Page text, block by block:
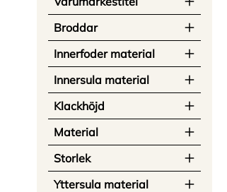
Brun(1)
Rieker(
Remonte(3)
Broddar
Ja(1)
Innerfoder material
Textil(6)
Ull(2)
Fleece(
Innersula material
Textil(6)
Fleece(
Ull(1)
Klackhöjd
35(1)
60(1)
Material
Skinn(
Skinnimitation(2
Storlek
37(9)
Yttersula material